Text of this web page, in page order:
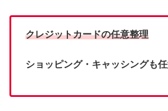
クレジットカードの任意整理
ショッピング・キャッシングも